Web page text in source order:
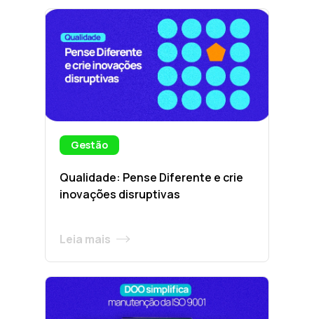
Gestão
Qualidade: Pense Diferente e crie
inovações disruptivas
Leia mais